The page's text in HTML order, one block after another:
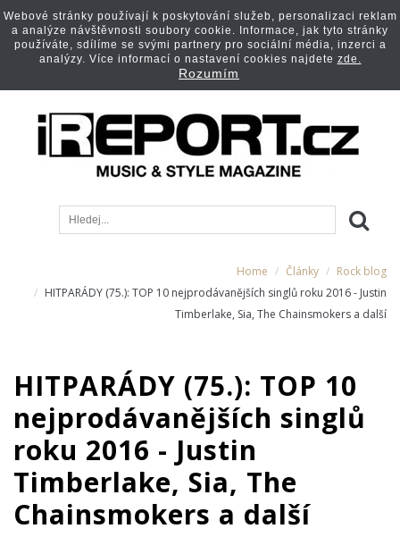
Home Články
Rock blog
HITPARÁDY (75.): TOP 10 nejprodávanějších singlů roku 2016 - Justin
Timberlake, Sia, The Chainsmokers a další
HITPARÁDY (75.): TOP 10
nejprodávanějších singlů
roku 2016 - Justin
Timberlake, Sia, The
Chainsmokers a další
Webové stránky používají k poskytování služeb, personalizaci reklam
a analýze návštěvnosti soubory cookie. Informace, jak tyto stránky
používáte, sdílíme se svými partnery pro sociální média, inzerci a
analýzy. Více informací o nastavení cookies najdete zde.
Rozumím